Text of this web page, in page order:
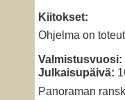
Kiitokset:
Ohjelma on
Valmistusvuosi:
Julkaisupäivä:
Panoraman